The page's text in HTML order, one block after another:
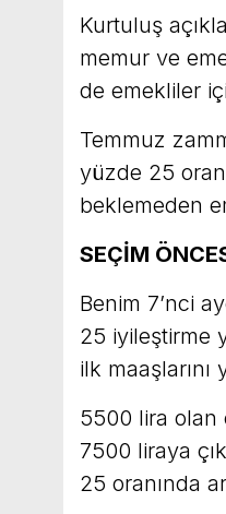
Kurtuluş
memur ve
de emekliler
Temmuz
yüzde 25
beklemeden
SEÇİM
Benim 7’nci
25 iyileştirme
ilk
5500 lira olan
7500 liraya
25 oranında